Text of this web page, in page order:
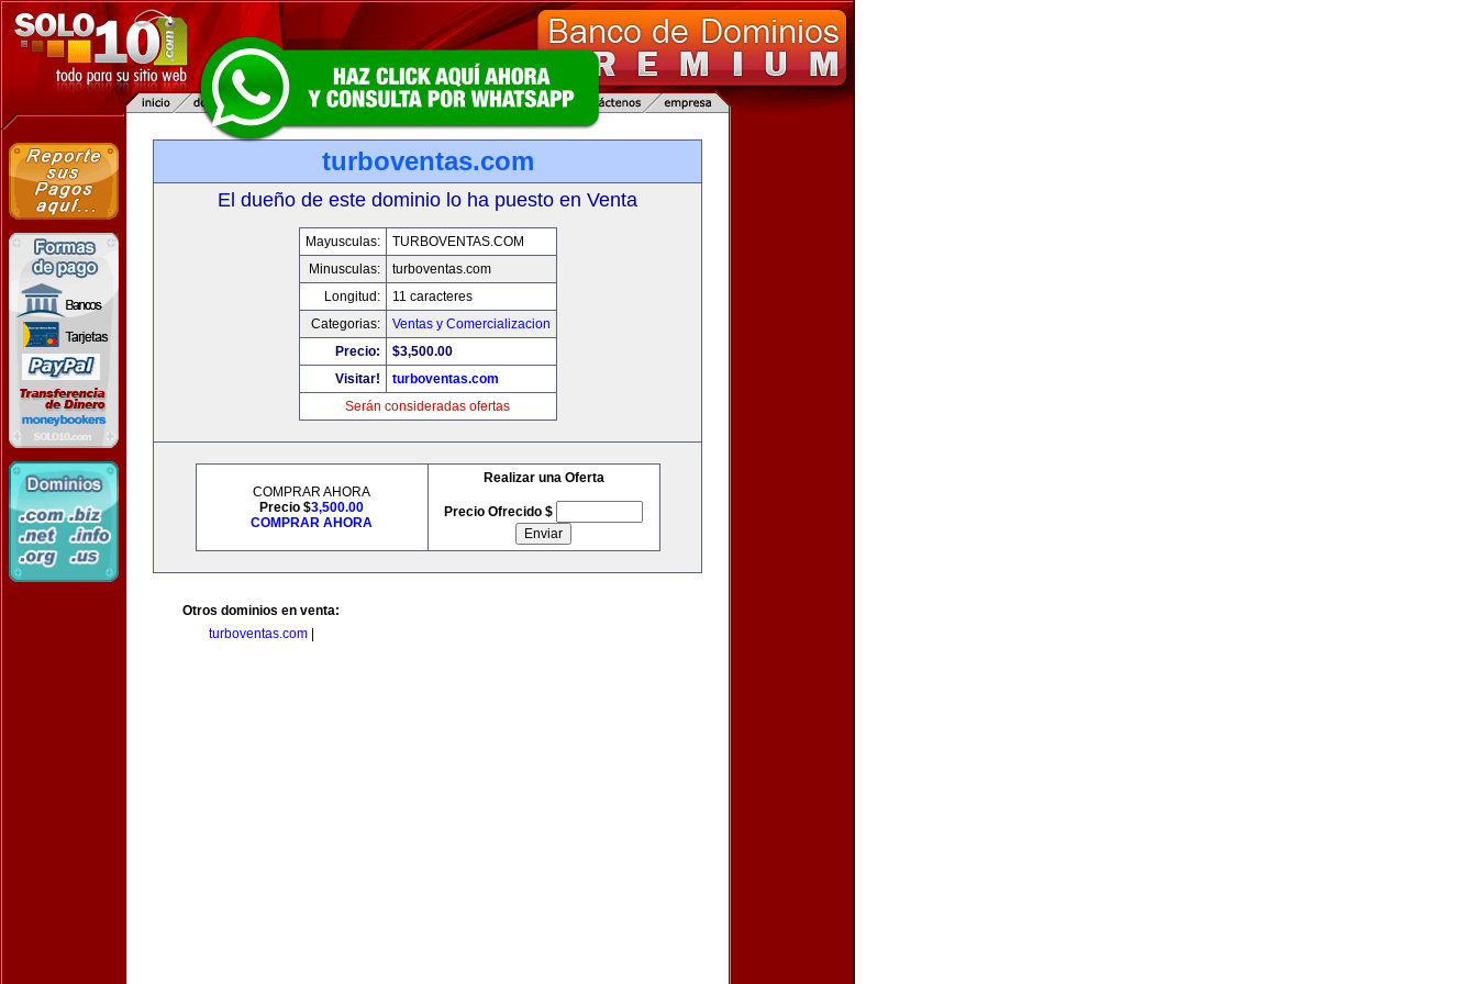
turboventas.com
El dueño de este dominio lo ha puesto en Venta
Mayusculas:
TURBOVENTAS.COM
Minusculas:
turboventas.com
Longitud:
11 caracteres
Categorias:
Ventas y Comercializacion
Precio:
$3,500.00
Visitar!
turboventas.com
Serán consideradas ofertas
COMPRAR AHORA
Precio $3,500.00
COMPRAR AHORA
Realizar una Oferta
Precio Ofrecido $
Otros dominios en venta:
turboventas.com|